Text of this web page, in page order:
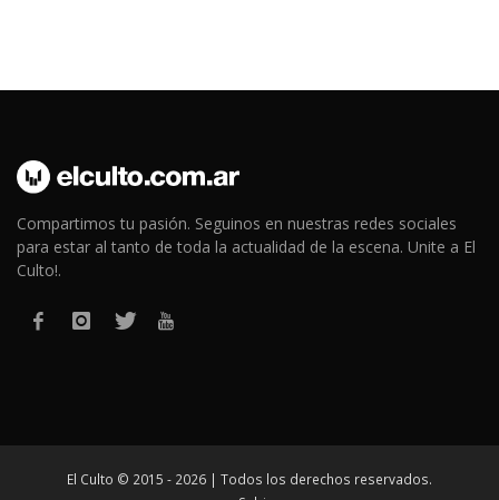
Compartimos tu pasión. Seguinos en nuestras redes sociales
para estar al tanto de toda la actualidad de la escena. Unite a El
Culto!.
El Culto © 2015 - 2026 | Todos los derechos reservados.